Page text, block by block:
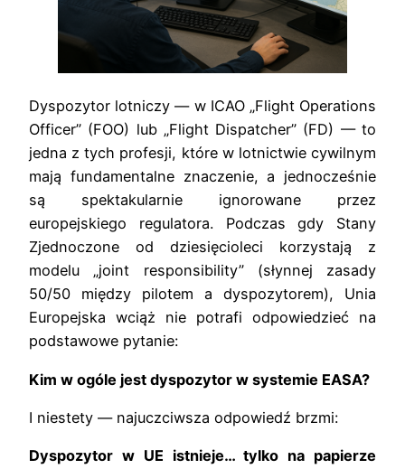
Dyspozytor lotniczy — w ICAO „Flight Operations
Officer” (FOO) lub „Flight Dispatcher” (FD) — to
jedna z tych profesji, które w lotnictwie cywilnym
mają fundamentalne znaczenie, a jednocześnie
są spektakularnie ignorowane przez
europejskiego regulatora. Podczas gdy Stany
Zjednoczone od dziesięcioleci korzystają z
modelu „joint responsibility” (słynnej zasady
50/50 między pilotem a dyspozytorem), Unia
Europejska wciąż nie potrafi odpowiedzieć na
podstawowe pytanie:
Kim w ogóle jest dyspozytor w systemie EASA?
I niestety — najuczciwsza odpowiedź brzmi:
Dyspozytor w UE istnieje… tylko na papierze